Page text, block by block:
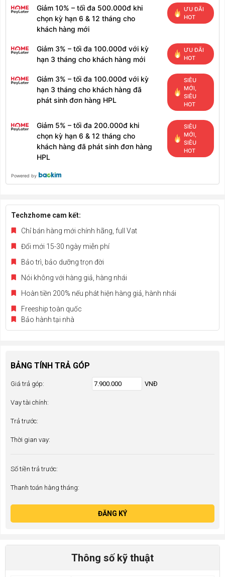
Giảm 10% – tối đa 500.000đ khi
chọn kỳ hạn 6 & 12 tháng cho
khách hàng mới
ƯU ĐÃI
HOT
Giảm 3% – tối đa 100.000đ với kỳ
hạn 3 tháng cho khách hàng mới
ƯU ĐÃI
HOT
Giảm 3% – tối đa 100.000đ với kỳ
hạn 3 tháng cho khách hàng đã
phát sinh đơn hàng HPL
SIÊU
MỚI,
SIÊU
HOT
Giảm 5% – tối đa 200.000đ khi
chọn kỳ hạn 6 & 12 tháng cho
khách hàng đã phát sinh đơn hàng
HPL
SIÊU
MỚI,
SIÊU
HOT
Powered by
Techzhome cam kết:
Chỉ bán hàng mới chính hãng, full Vat
Đổi mới 15-30 ngày miễn phí
Bảo trì, bảo dưỡng trọn đời
Nói không với hàng giả, hàng nhái
Hoàn tiền 200% nếu phát hiện hàng giả, hành nhái
Freeship toàn quốc
Bảo hành tại nhà
BẢNG TÍNH TRẢ GÓP
Giá trả góp: VNĐ
Vay tài chính:
Trả trước:
Thời gian vay:
Số tiền trả trước:
Thanh toán hàng tháng:
ĐĂNG KÝ
Thông số kỹ thuật